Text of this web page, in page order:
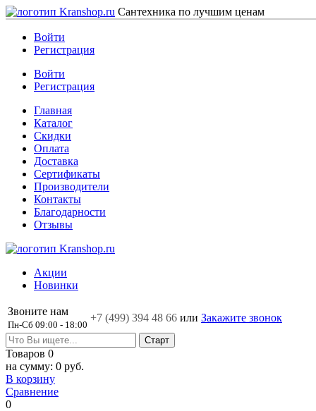
Сантехника по лучшим ценам
Войти
Регистрация
Войти
Регистрация
Главная
Каталог
Скидки
Оплата
Доставка
Сертификаты
Производители
Контакты
Благодарности
Отзывы
Акции
Новинки
Звоните нам
Пн-Сб 09:00 - 18:00
+7 (499) 394 48 66 или Закажите звонок
Товаров 0
на сумму: 0 руб.
В корзину
Сравнение
0